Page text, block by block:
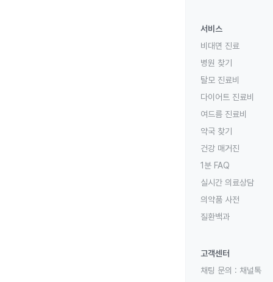
서비스
비대면 진료
병원 찾기
탈모 진료비
다이어트 진료비
여드름 진료비
약국 찾기
건강 매거진
1분 FAQ
실시간 의료상담
의약품 사전
질환백과
고객센터
채팅 문의 : 채널톡